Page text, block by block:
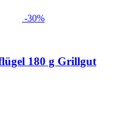
-30%
180 g Grillgut